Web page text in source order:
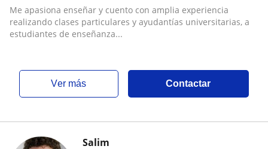
Me apasiona enseñar y cuento con amplia experiencia
realizando clases particulares y ayudantías universitarias, a
estudiantes de enseñanza...
ver más Contactar
Salim